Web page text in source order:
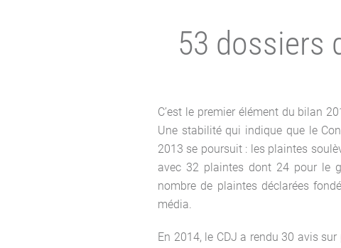
53 dossiers
C’est le premier élément du bilan
Une stabilité qui indique que le
2013 se poursuit : les plaintes
avec 32 plaintes dont 24 pour le
nombre de plaintes déclarées
média.
En 2014, le CDJ a rendu 30 avis